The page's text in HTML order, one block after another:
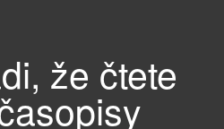
že čtete